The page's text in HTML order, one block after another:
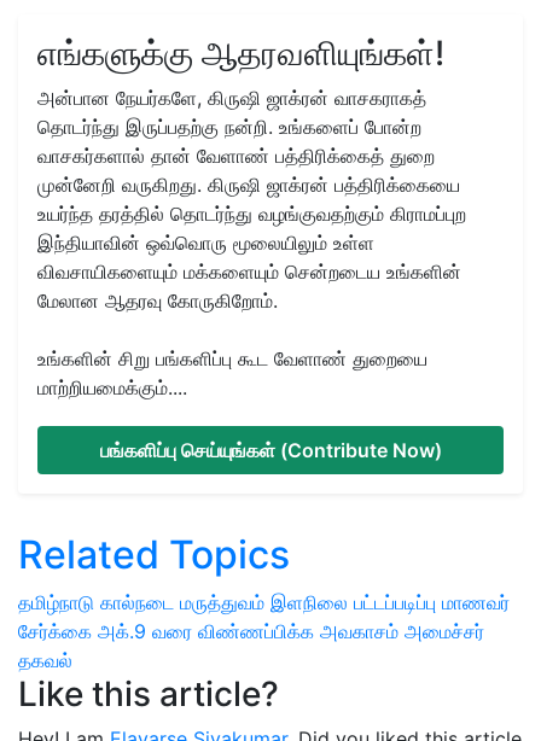
எங்களுக்கு ஆதரவளியுங்கள்!
அன்பான நேயர்களே, கிருஷி ஜாக்ரன் வாசகராகத்
தொடர்ந்து இருப்பதற்கு நன்றி. உங்களைப் போன்ற
வாசகர்களால் தான் வேளாண் பத்திரிக்கைத் துறை
முன்னேறி வருகிறது. கிருஷி ஜாக்ரன் பத்திரிக்கையை
உயர்ந்த தரத்தில் தொடர்ந்து வழங்குவதற்கும் கிராமப்புற
இந்தியாவின் ஒவ்வொரு மூலையிலும் உள்ள
விவசாயிகளையும் மக்களையும் சென்றடைய உங்களின்
மேலான ஆதரவு கோருகிறோம்.
உங்களின் சிறு பங்களிப்பு கூட வேளாண் துறையை
மாற்றியமைக்கும்....
பங்களிப்பு செய்யுங்கள் (Contribute Now)
Related Topics
தமிழ்நாடு கால்நடை மருத்துவம் இளநிலை பட்டப்படிப்பு மாணவர்
சேர்க்கை அக்.9 வரை விண்ணப்பிக்க அவகாசம் அமைச்சர்
தகவல்
Like this article?